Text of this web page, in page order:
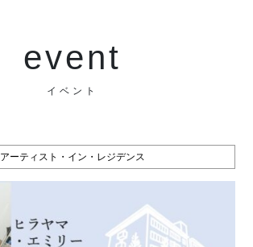
event
イベント
アーティスト・イン・レジデンス